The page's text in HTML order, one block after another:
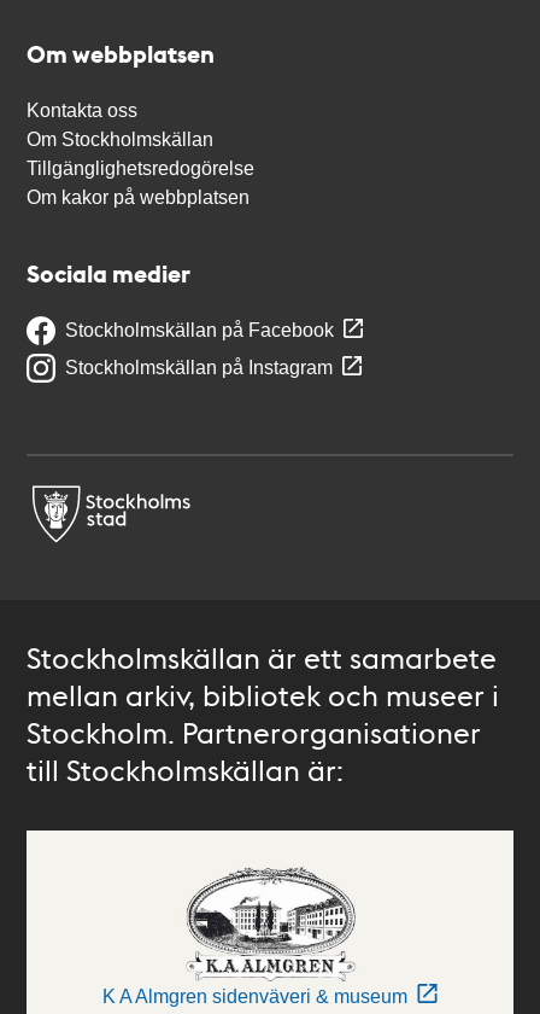
Om webbplatsen
Kontakta oss
Om Stockholmskällan
Tillgänglighetsredogörelse
Om kakor på webbplatsen
Sociala medier
Stockholmskällan på Facebook
Stockholmskällan på Instagram
Stockholmskällan är ett samarbete
mellan arkiv, bibliotek och museer i
Stockholm. Partnerorganisationer
till Stockholmskällan är:
K A Almgren sidenväveri & museum